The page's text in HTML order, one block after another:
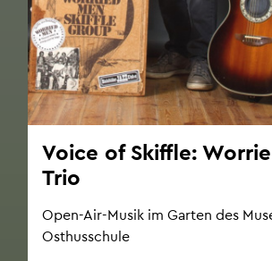
Voice of Skiff­le:
Trio
Open-Air-Musik im Gar­ten des
Osthus­schu­le